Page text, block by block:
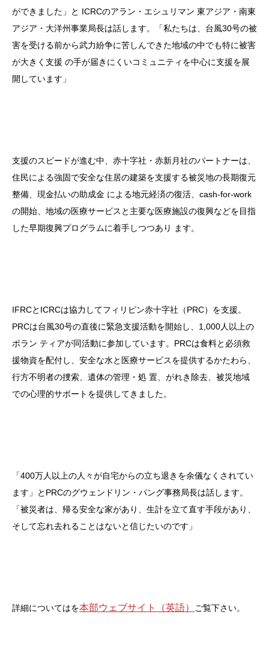
ができました」と ICRCのアラン・エシュリマン 東アジア・南東
アジア・大洋州事業局長は話します。「私たちは、台風30号の被
害を受ける前から武力紛争に苦しんできた地域の中でも特に被害
が大きく支援 の手が届きにくいコミュニティを中心に支援を展
開しています」
支援のスピードが進む中、赤十字社・赤新月社のパートナーは、
住民による強固で安全な住居の建築を支援する被災地の長期復元
整備、現金払いの助成金 による地元経済の復活、cash-for-work
の開始、地域の医療サービスと主要な医療施設の復興などを目指
した早期復興プログラムに着手しつつあり ます。
IFRCとICRCは協力してフィリピン赤十字社（PRC）を支援。
PRCは台風30号の直後に緊急支援活動を開始し、1,000人以上の
ボラン ティアが同活動に参加しています。PRCは食料と必須救
援物資を配付し、安全な水と医療サービスを提供するかたわら、
行方不明者の捜索、遺体の管理・処 置、がれき除去、被災地域
での心理的サポートを提供してきました。
「400万人以上の人々が自宅からの立ち退きを余儀なくされてい
ます」とPRCのグウェンドリン・パング事務局長は話します。
「被災者は、帰る安全な家があり、生計を立て直す手段があり、
そして忘れ去れることはないと信じたいのです」
詳細についてはを本部ウェブサイト（英語） ご覧下さい。